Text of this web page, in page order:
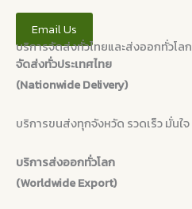
Email Us
บริการจัดส่งทั่วไทยและส่งออกทั่วโลก
จัดส่งทั่วประเทศไทย
(Nationwide Delivery)
บริการขนส่งทุกจังหวัด รวดเร็ว มั่นใจ
บริการส่งออกทั่วโลก
(Worldwide Export)